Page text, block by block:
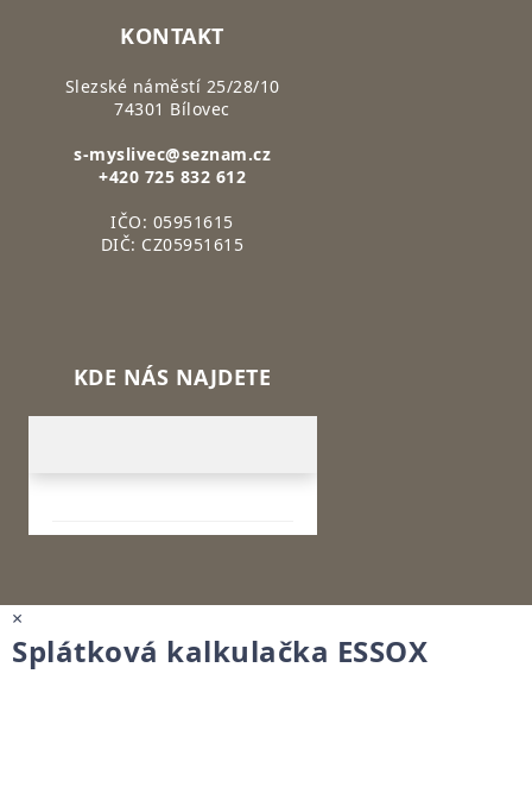
KONTAKT
Slezské náměstí 25/28/10
74301 Bílovec
s-myslivec@seznam.cz
+420 725 832 612
IČO: 05951615
DIČ: CZ05951615
KDE NÁS NAJDETE
×
Splátková kalkulačka ESSOX